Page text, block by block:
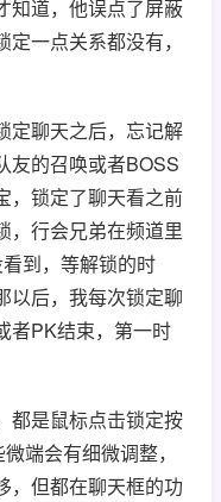
知道，他误点了屏蔽
一点关系都没有，
定聊天之后，忘记解
友的召唤或者BOSS
，锁定了聊天看之前
，行会兄弟在频道里
到，等解锁的时
以后，我每次锁定聊
者PK结束，第一时
都是鼠标点击锁定按
端会有细微调整，
，但都在聊天框的功